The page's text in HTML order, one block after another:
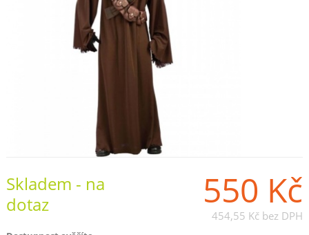
550 Kč
454,55 Kč bez DPH
Skladem - na
dotaz